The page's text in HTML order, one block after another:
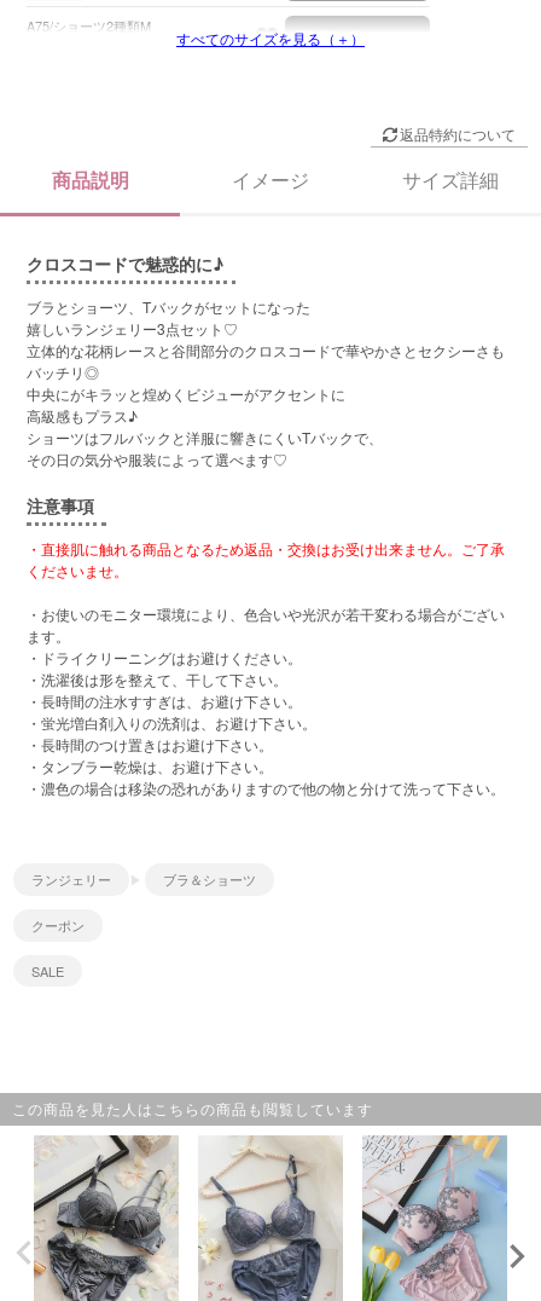
A75/ショーツ2種類M
すべてのサイズを見る（＋）
返品特約について
商品説明 イメージ サイズ詳細
クロスコードで魅惑的に♪
ブラとショーツ、Tバックがセットになった
嬉しいランジェリー3点セット♡
立体的な花柄レースと谷間部分のクロスコードで華やかさとセクシーさも
バッチリ◎
中央にがキラッと煌めくビジューがアクセントに
高級感もプラス♪
ショーツはフルバックと洋服に響きにくいTバックで、
その日の気分や服装によって選べます♡
注意事項
・直接肌に触れる商品となるため返品・交換はお受け出来ません。ご了承
くださいませ。
・お使いのモニター環境により、色合いや光沢が若干変わる場合がござい
ます。
・ドライクリーニングはお避けください。
・洗濯後は形を整えて、干して下さい。
・長時間の注水すすぎは、お避け下さい。
・蛍光増白剤入りの洗剤は、お避け下さい。
・長時間のつけ置きはお避け下さい。
・タンブラー乾燥は、お避け下さい。
・濃色の場合は移染の恐れがありますので他の物と分けて洗って下さい。
ランジェリー ブラ＆ショーツ
クーポン
SALE
この商品を見た人はこちらの商品も閲覧しています